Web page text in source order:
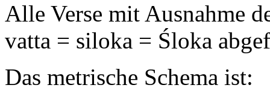
Alle Verse mit Ausnahme
vatta = siloka = Śloka
Das metrische Schema ist: